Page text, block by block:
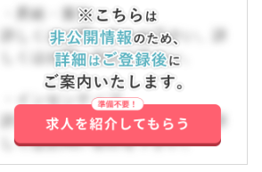
・昇給・賞与
詳しくはお問い合わせ下さい。詳
しくはお問い合わせ下さい。
・インセンティブ
詳しくはお問い合わせ下さい。詳
しくはお問い合わせ下さい。